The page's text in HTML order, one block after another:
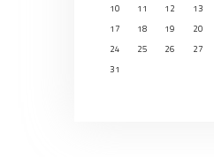
10
11 12 13
17
18 19 20
24
25 26 27
31